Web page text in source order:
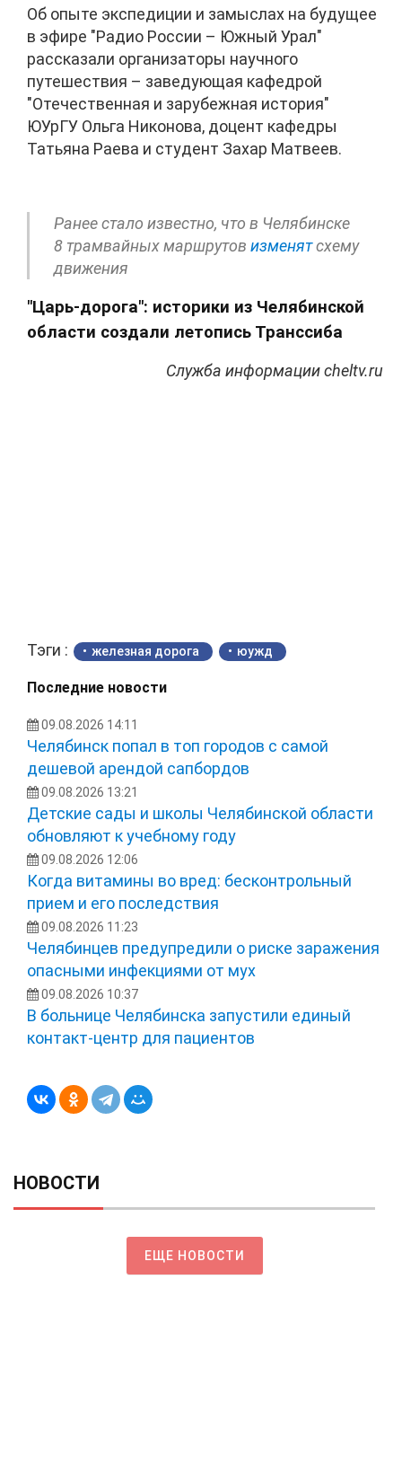
Об опыте экспедиции и замыслах на будущее
в эфире "Радио России – Южный Урал"
рассказали организаторы научного
путешествия – заведующая кафедрой
"Отечественная и зарубежная история"
ЮУрГУ Ольга Никонова, доцент кафедры
Татьяна Раева и студент Захар Матвеев.
Ранее стало известно, что в Челябинске
8 трамвайных маршрутов изменятсхему
движения
"Царь-дорога": историки из Челябинской
области создали летопись Транссиба
Служба информации cheltv.ru
Тэги : железная дорога юужд
Последние новости
09.08.2026 14:11
Челябинск попал в топ городов с самой
дешевой арендой сапбордов
09.08.2026 13:21
Детские сады и школы Челябинской области
обновляют к учебному году
09.08.2026 12:06
Когда витамины во вред: бесконтрольный
прием и его последствия
09.08.2026 11:23
Челябинцев предупредили о риске заражения
опасными инфекциями от мух
09.08.2026 10:37
В больнице Челябинска запустили единый
контакт-центр для пациентов
НОВОСТИ
ЕЩЕ НОВОСТИ